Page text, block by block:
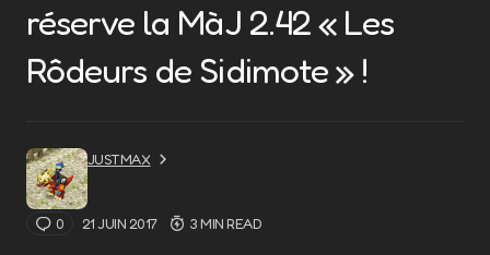
réserve la MàJ 2.42 « Les
Rôdeurs de Sidimote » !
JUSTMAX
0 21 JUIN 2017 3 MIN READ